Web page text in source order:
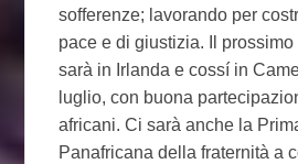
sofferenze; lavorando per
pace e di giustizia. Il
sarà in Irlanda e cossí in
luglio, con buona
africani. Ci sarà anche la
Panafricana della fraternità a